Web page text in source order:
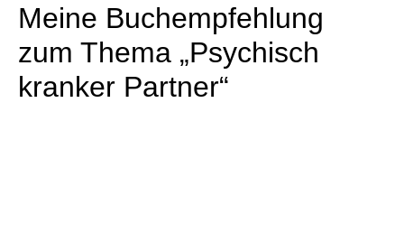
Meine Buchempfehlung
zum Thema „Psychisch
kranker Partner“